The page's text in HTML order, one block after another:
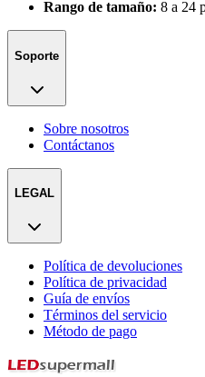
Rango de tamaño: 8 a 24
Soporte
Sobre nosotros
Contáctanos
LEGAL
Política de devoluciones
Política de privacidad
Guía de envíos
Términos del servicio
Método de pago